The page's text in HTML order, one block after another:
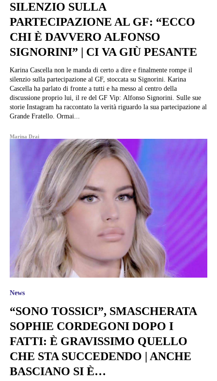
SILENZIO SULLA
PARTECIPAZIONE AL GF: “ECCO
CHI È DAVVERO ALFONSO
SIGNORINI” | CI VA GIÙ PESANTE
Karina Cascella non le manda di certo a dire e finalmente rompe il
silenzio sulla partecipazione al GF, stoccata su Signorini. Karina
Cascella ha parlato di fronte a tutti e ha messo al centro della
discussione proprio lui, il re del GF Vip: Alfonso Signorini. Sulle sue
storie Instagram ha raccontato la verità riguardo la sua partecipazione al
Grande Fratello. Ormai...
Marina Drai
News
“SONO TOSSICI”, SMASCHERATA
SOPHIE CORDEGONI DOPO I
FATTI: È GRAVISSIMO QUELLO
CHE STA SUCCEDENDO | ANCHE
BASCIANO SI È…